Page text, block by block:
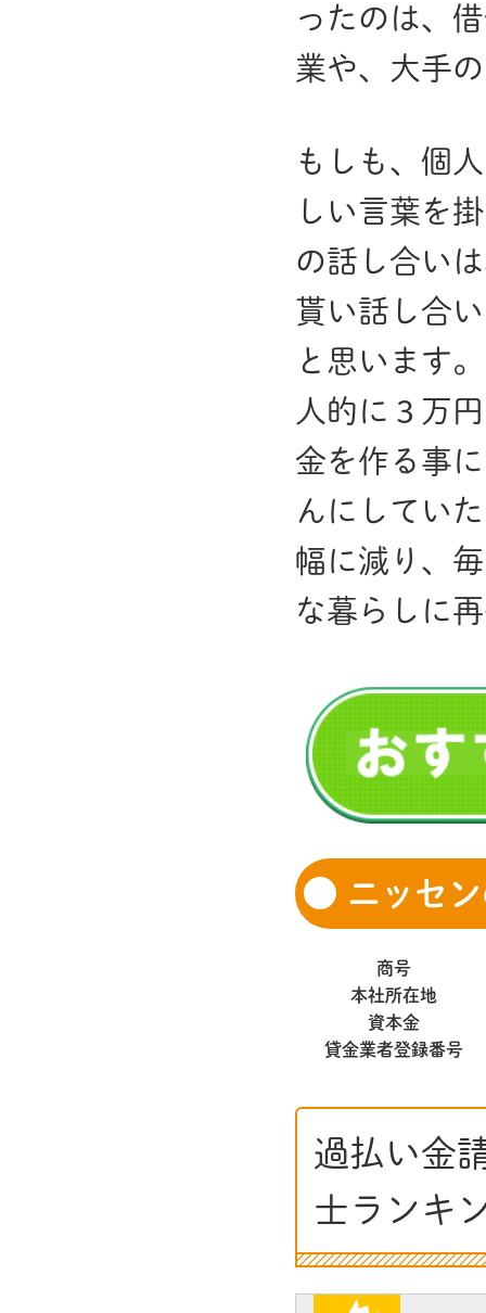
ったのは、
業や、大手
もしも、個
しい言葉を
の話し合い
貰い話し合
と思います
人的に３万
金を作る事
んにしてい
幅に減り、
な暮らしに
ニッセ
商号
本社所在地
資本金
貸金業者登録番号
過払い金
士ランキ